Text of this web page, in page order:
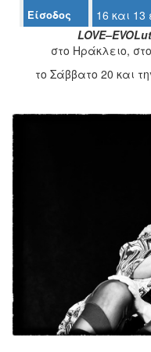
ΤΟΠΟΣ
ΔΗΜΟΣ
ΠΟΛΙΤΙΣΜΟΣ
ΑΝΘΕΚΤΙΚΗ
ΠΟΛΗ
Είσοδος
16 και
στο Ηράκλειο,
το Σάββατο 20 και